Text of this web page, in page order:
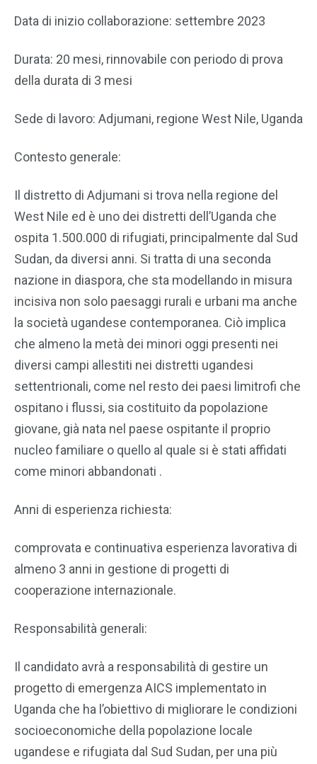
Data di inizio collaborazione: settembre 2023
Durata: 20 mesi, rinnovabile con periodo di prova
della durata di 3 mesi
Sede di lavoro: Adjumani, regione West Nile, Uganda
Contesto generale:
Il distretto di Adjumani si trova nella regione del
West Nile ed è uno dei distretti dell’Uganda che
ospita 1.500.000 di rifugiati, principalmente dal Sud
Sudan, da diversi anni. Si tratta di una seconda
nazione in diaspora, che sta modellando in misura
incisiva non solo paesaggi rurali e urbani ma anche
la società ugandese contemporanea. Ciò implica
che almeno la metà dei minori oggi presenti nei
diversi campi allestiti nei distretti ugandesi
settentrionali, come nel resto dei paesi limitrofi che
ospitano i flussi, sia costituito da popolazione
giovane, già nata nel paese ospitante il proprio
nucleo familiare o quello al quale si è stati affidati
come minori abbandonati .
Anni di esperienza richiesta:
comprovata e continuativa esperienza lavorativa di
almeno 3 anni in gestione di progetti di
cooperazione internazionale.
Responsabilità generali:
Il candidato avrà a responsabilità di gestire un
progetto di emergenza AICS implementato in
Uganda che ha l’obiettivo di migliorare le condizioni
socioeconomiche della popolazione locale
ugandese e rifugiata dal Sud Sudan, per una più